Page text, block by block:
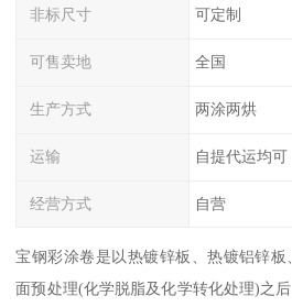
非标尺寸 可定制
可售卖地 全国
生产方式 两涂两烘
运输 自提代运均可
经营方式 自营
宝钢彩涂卷是以热镀锌板、热镀铝锌
面预处理(化学脱脂及化学转化处理)之